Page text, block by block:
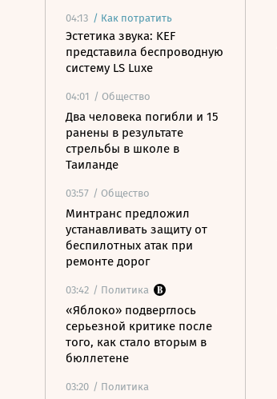
04:13 / Как потратить
Эстетика звука: KEF
представила беспроводную
систему LS Luxe
04:01 / Общество
Два человека погибли и 15
ранены в результате
стрельбы в школе в
Таиланде
03:57 / Общество
Минтранс предложил
устанавливать защиту от
беспилотных атак при
ремонте дорог
03:42 / Политика
«Яблоко» подверглось
серьезной критике после
того, как стало вторым в
бюллетене
03:20 / Политика